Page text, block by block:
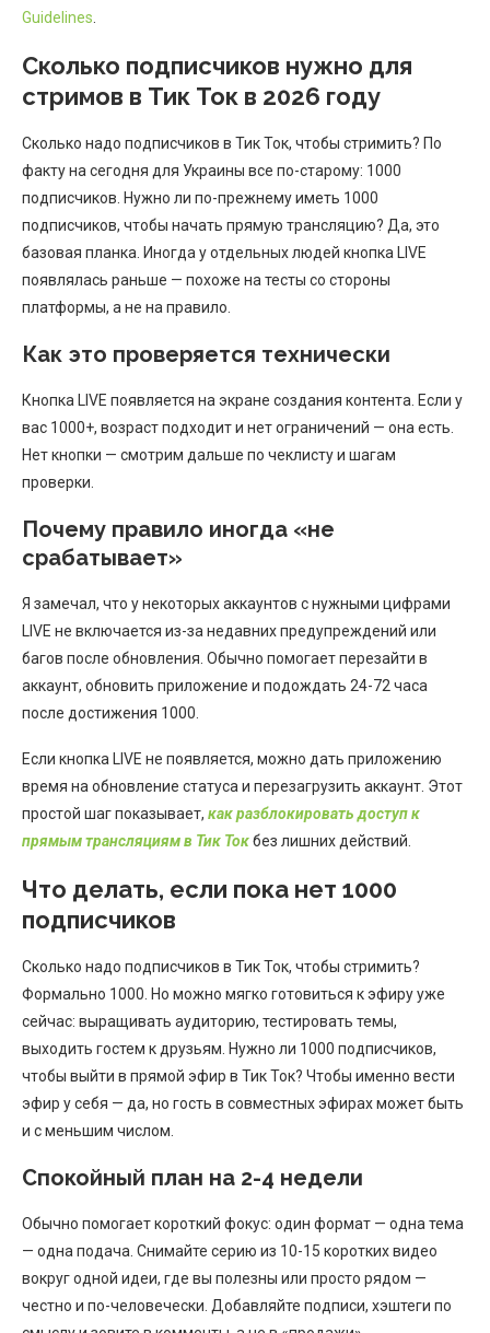
Guidelines
Сколько подписчиков нужно для
стримов в Тик Ток в 2026 году
Сколько надо подписчиков в Тик Ток, чтобы стримить? По
факту на сегодня для Украины все по-старому: 1000
подписчиков. Нужно ли по-прежнему иметь 1000
подписчиков, чтобы начать прямую трансляцию? Да, это
базовая планка. Иногда у отдельных людей кнопка LIVE
появлялась раньше — похоже на тесты со стороны
платформы, а не на правило.
Как это проверяется технически
Кнопка LIVE появляется на экране создания контента. Если у
вас 1000+, возраст подходит и нет ограничений — она есть.
Нет кнопки — смотрим дальше по чеклисту и шагам
проверки.
Почему правило иногда «не
срабатывает»
Я замечал, что у некоторых аккаунтов с нужными цифрами
LIVE не включается из-за недавних предупреждений или
багов после обновления. Обычно помогает перезайти в
аккаунт, обновить приложение и подождать 24-72 часа
после достижения 1000.
Если кнопка LIVE не появляется, можно дать приложению
время на обновление статуса и перезагрузить аккаунт. Этот
простой шаг показывает, как разблокировать доступ к
прямым трансляциям в Тик Токбез лишних действий.
Что делать, если пока нет 1000
подписчиков
Сколько надо подписчиков в Тик Ток, чтобы стримить?
Формально 1000. Но можно мягко готовиться к эфиру уже
сейчас: выращивать аудиторию, тестировать темы,
выходить гостем к друзьям. Нужно ли 1000 подписчиков,
чтобы выйти в прямой эфир в Тик Ток? Чтобы именно вести
эфир у себя — да, но гость в совместных эфирах может быть
и с меньшим числом.
Спокойный план на 2-4 недели
Обычно помогает короткий фокус: один формат — одна тема
— одна подача. Снимайте серию из 10-15 коротких видео
вокруг одной идеи, где вы полезны или просто рядом —
честно и по-человечески. Добавляйте подписи, хэштеги по